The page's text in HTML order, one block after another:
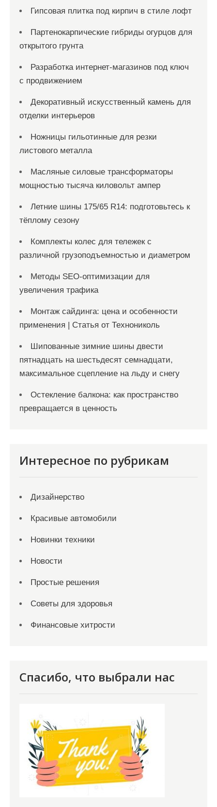
Гипсовая плитка под кирпич в стиле лофт
Партенокарпические гибриды огурцов для
открытого грунта
Разработка интернет-магазинов под ключ
с продвижением
Декоративный искусственный камень для
отделки интерьеров
Ножницы гильотинные для резки
листового металла
Масляные силовые трансформаторы
мощностью тысяча киловольт ампер
Летние шины 175/65 R14: подготовьтесь к
тёплому сезону
Комплекты колес для тележек с
различной грузоподъемностью и диаметром
Методы SEO-оптимизации для
увеличения трафика
Монтаж сайдинга: цена и особенности
применения | Статья от Технониколь
Шипованные зимние шины двести
пятнадцать на шестьдесят семнадцати,
максимальное сцепление на льду и снегу
Остекление балкона: как пространство
превращается в ценность
Интересное по рубрикам
Дизайнерство
Красивые автомобили
Новинки техники
Новости
Простые решения
Советы для здоровья
Финансовые хитрости
Спасибо, что выбрали нас